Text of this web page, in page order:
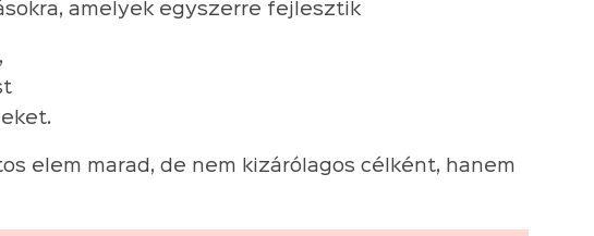
amelyek egyszerre fejlesztik
elem marad, de nem kizárólagos célként, hanem